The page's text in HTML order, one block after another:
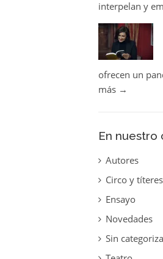
interpelan y
ofrecen un
más →
En nuestro
Autores
Circo y títeres
Ensayo
Novedades
Sin